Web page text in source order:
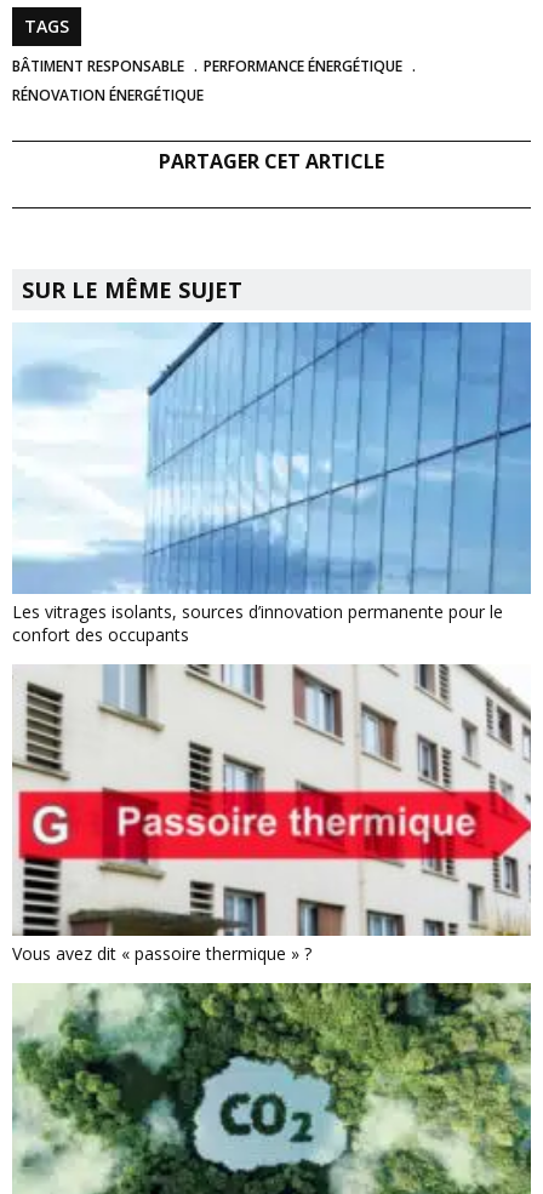
TAGS
BÂTIMENT RESPONSABLE
PERFORMANCE ÉNERGÉTIQUE
RÉNOVATION ÉNERGÉTIQUE
PARTAGER CET ARTICLE
SUR LE MÊME SUJET
Les vitrages isolants, sources d’innovation permanente pour le
confort des occupants
Vous avez dit « passoire thermique » ?